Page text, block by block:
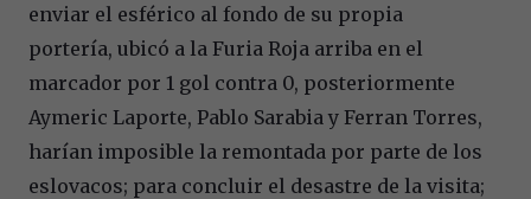
enviar el esférico al fondo de su propia
portería, ubicó a la Furia Roja arriba en el
marcador por 1 gol contra 0, posteriormente
Aymeric Laporte, Pablo Sarabia y Ferran Torres,
harían imposible la remontada por parte de los
eslovacos; para concluir el desastre de la visita;